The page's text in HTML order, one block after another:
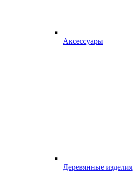
Аксессуары
Деревянные изделия